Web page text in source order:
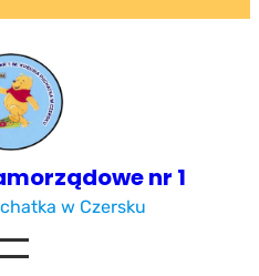
nr 1
w Czersku